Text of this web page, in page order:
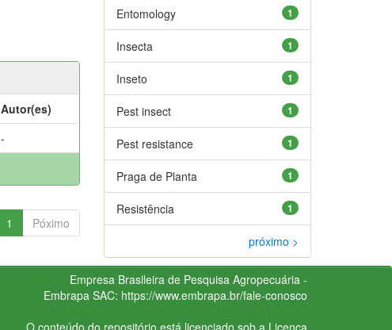
Autor(es)
-
1 Póximo
1
Entomology
1
Insecta
1
Inseto
1
Pest insect
1
Pest resistance
1
Praga de Planta
1
Resistência
próximo >
Empresa Brasileira de Pesquisa Agropecuária -
Embrapa SAC: https://www.embrapa.br/fale-conosco
O conteúdo do repositório está licenciado sob a Licença